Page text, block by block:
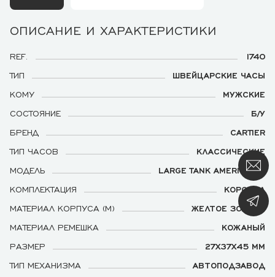
ОПИСАНИЕ И ХАРАКТЕРИСТИКИ
REF.
1740
ТИП
ШВЕЙЦАРСКИЕ ЧАСЫ
КОМУ
МУЖСКИЕ
СОСТОЯНИЕ
Б/У
БРЕНД
CARTIER
ТИП ЧАСОВ
КЛАССИЧЕСКИЕ
МОДЕЛЬ
LARGE TANK AMERICAINE
КОМПЛЕКТАЦИЯ
КОРОБКА
МАТЕРИАЛ КОРПУСА (М)
ЖЕЛТОЕ ЗОЛОТО
МАТЕРИАЛ РЕМЕШКА
КОЖАНЫЙ
РАЗМЕР
27Х37Х45 ММ
ТИП МЕХАНИЗМА
АВТОПОДЗАВОД